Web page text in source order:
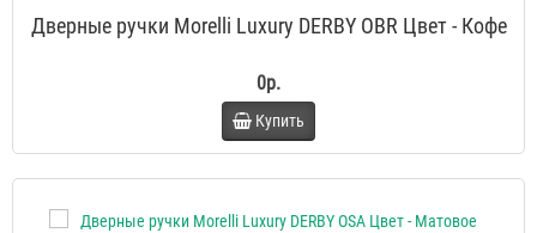
Дверные ручки Morelli Luxury DERBY OBR Цвет - Кофе
0р.
Купить